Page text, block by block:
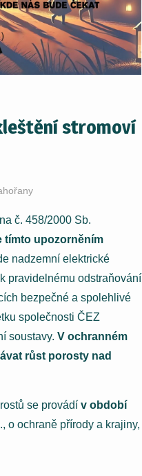
stromoví
č. 458/2000 Sb.
tímto upozorněním
nadzemní elektrické
pravidelnému odstraňování
bezpečné a spolehlivé
společnosti ČEZ
soustavy. V ochranném
růst porosty nad
se provádí v období
o ochraně přírody a krajiny,